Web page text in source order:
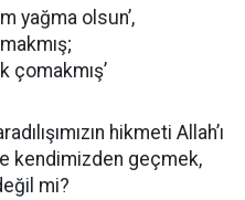
yağma olsun’,
çomakmış’
hikmeti Allah’ı
kendimizden geçmek,
mi?